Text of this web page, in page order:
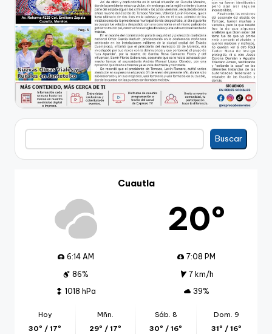
Buscar
Buscar
Cuautla
20º
6:14 AM
7:08 PM
86%
7 km/h
1018 hPa
39%
Hoy
30º / 17º
Mñn.
29º / 17º
Sáb. 8
30º / 16º
Dom. 9
31º / 16º